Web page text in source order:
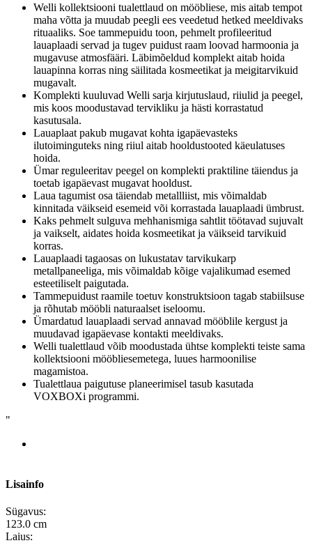
Welli kollektsiooni tualettlaud on mööbliese, mis aitab tempot
maha võtta ja muudab peegli ees veedetud hetked meeldivaks
rituaaliks. Soe tammepuidu toon, pehmelt profileeritud
lauaplaadi servad ja tugev puidust raam loovad harmoonia ja
mugavuse atmosfääri. Läbimõeldud komplekt aitab hoida
lauapinna korras ning säilitada kosmeetikat ja meigitarvikuid
mugavalt.
Komplekti kuuluvad Welli sarja kirjutuslaud, riiulid ja peegel,
mis koos moodustavad tervikliku ja hästi korrastatud
kasutusala.
Lauaplaat pakub mugavat kohta igapäevasteks
ilutoiminguteks ning riiul aitab hooldustooted käeulatuses
hoida.
Ümar reguleeritav peegel on komplekti praktiline täiendus ja
toetab igapäevast mugavat hooldust.
Laua tagumist osa täiendab metallliist, mis võimaldab
kinnitada väikseid esemeid või korrastada lauaplaadi ümbrust.
Kaks pehmelt sulguva mehhanismiga sahtlit töötavad sujuvalt
ja vaikselt, aidates hoida kosmeetikat ja väikseid tarvikuid
korras.
Lauaplaadi tagaosas on lukustatav tarvikukarp
metallpaneeliga, mis võimaldab kõige vajalikumad esemed
esteetiliselt paigutada.
Tammepuidust raamile toetuv konstruktsioon tagab stabiilsuse
ja rõhutab mööbli naturaalset iseloomu.
Ümardatud lauaplaadi servad annavad mööblile kergust ja
muudavad igapäevase kontakti meeldivaks.
Welli tualettlaud võib moodustada ühtse komplekti teiste sama
kollektsiooni mööbliesemetega, luues harmoonilise
magamistoa.
Tualettlaua paigutuse planeerimisel tasub kasutada
VOXBOXi programmi.
"
Lisainfo
Sügavus:
123.0 cm
Laius: